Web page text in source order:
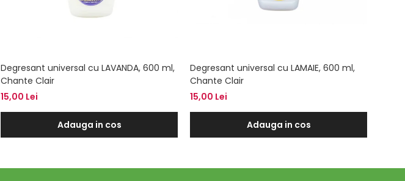
Degresant universal cu LAVANDA, 600 ml,
Chante Clair
15,00 Lei
Adauga in cos
Degresant universal cu LAMAIE, 600 ml,
Chante Clair
15,00 Lei
Adauga in cos